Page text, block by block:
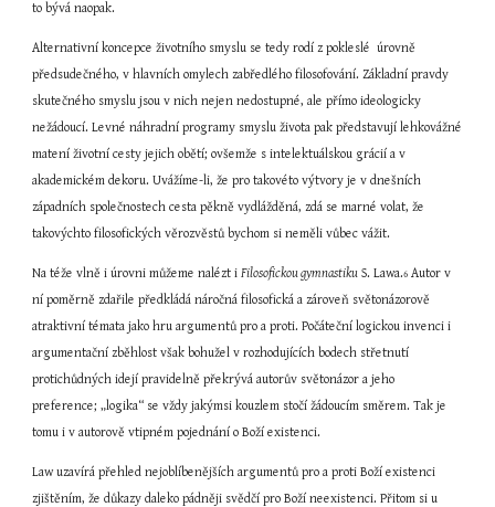
to bývá naopak.
Alternativní koncepce životního smyslu se tedy rodí z pokleslé  úrovně
předsudečného, v hlavních omylech zabředlého filosofování. Základní pravdy
skutečného smyslu jsou v nich nejen nedostupné, ale přímo ideologicky
nežádoucí. Levné náhradní programy smyslu života pak představují lehkovážné
matení životní cesty jejich obětí; ovšemže s intelektuálskou grácií a v
akademickém dekoru. Uvážíme-li, že pro takovéto výtvory je v dnešních
západních společnostech cesta pěkně vydlážděná, zdá se marné volat, že
takovýchto filosofických věrozvěstů bychom si neměli vůbec vážit.
Na téže vlně i úrovni můžeme nalézt i Filosofickou gymnastiku S. Lawa.6 Autor v
ní poměrně zdařile předkládá náročná filosofická a zároveň světonázorově
atraktivní témata jako hru argumentů pro a proti. Počáteční logickou invenci i
argumentační zběhlost však bohužel v rozhodujících bodech střetnutí
protichůdných idejí pravidelně překrývá autorův světonázor a jeho
preference; „logika“ se vždy jakýmsi kouzlem stočí žádoucím směrem. Tak je
tomu i v autorově vtipném pojednání o Boží existenci.
Law uzavírá přehled nejoblíbenějších argumentů pro a proti Boží existenci
zjištěním, že důkazy daleko pádněji svědčí pro Boží neexistenci. Přitom si u